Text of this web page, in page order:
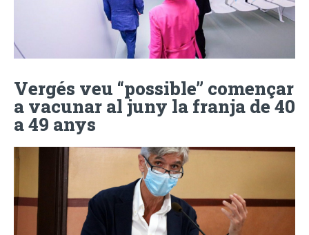
Vergés veu “possible” començar
a vacunar al juny la franja de 40
a 49 anys